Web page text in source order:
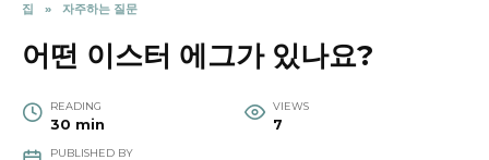
집 » 자주하는 질문
어떤 이스터 에그가 있나요?
READING
30 min
VIEWS
7
PUBLISHED BY